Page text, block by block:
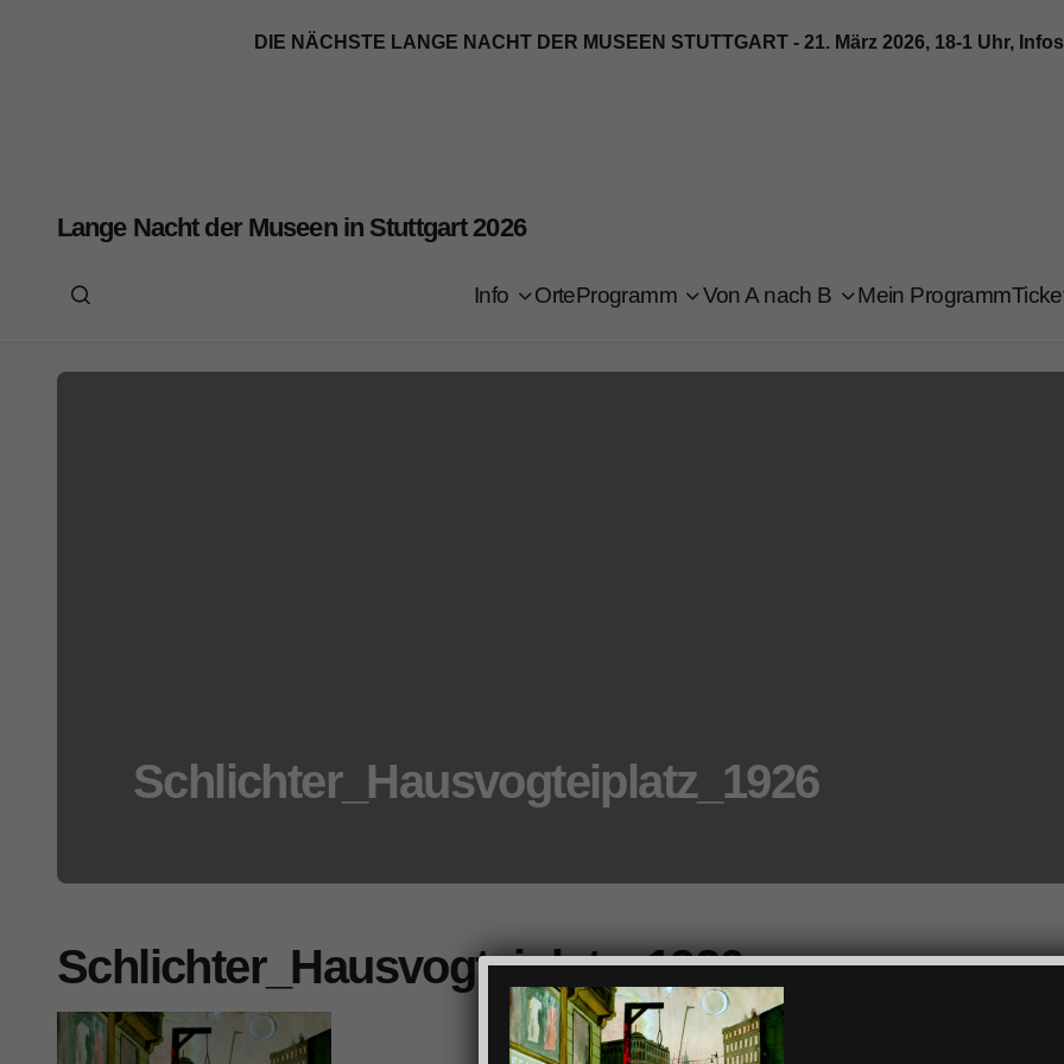
DIE NÄCHSTE LANGE NACHT DER MUSEEN STUTTGART - 21. März 2026, 18-1 Uhr,
Lange Nacht der Museen in Stuttgart 2026
Info OrteProgramm Von A nach B Mein Programm
Schlichter_Hausvogteiplatz_1926
Schlichter_Hausvogteiplatz_1926